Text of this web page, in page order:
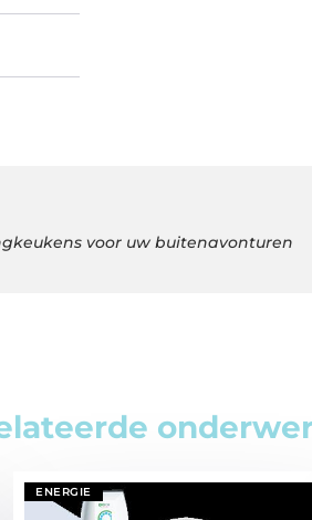
voor uw buitenavonturen
ENERGIE